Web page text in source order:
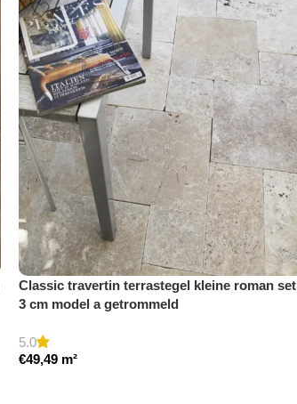
Classic travertin terrastegel kleine roman set
3 cm model a getrommeld
5.0
€49,49 m²